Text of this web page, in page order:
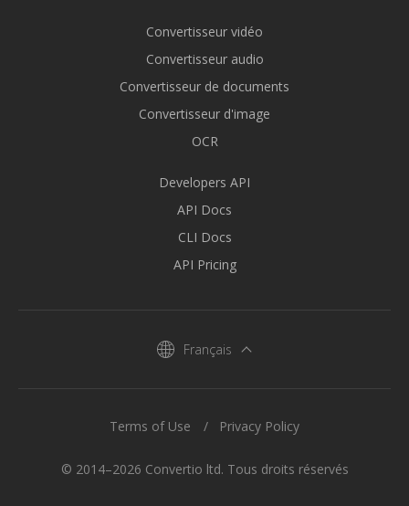
Convertisseur vidéo
Convertisseur audio
Convertisseur de documents
Convertisseur d'image
OCR
Developers API
API Docs
CLI Docs
API Pricing
Français
© 2014–2026 Convertio ltd. Tous droits réservés
Terms of Use Privacy Policy